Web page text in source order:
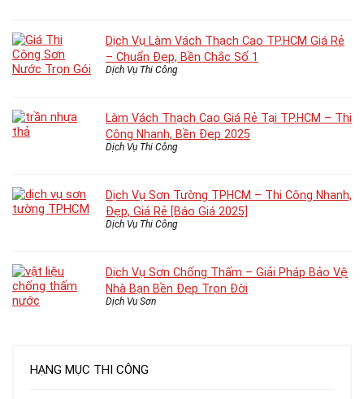
Dịch Vụ Làm Vách Thạch Cao TP.HCM Giá Rẻ
– Chuẩn Đẹp, Bền Chắc Số 1
Dịch Vụ Thi Công
Làm Vách Thạch Cao Giá Rẻ Tại TP.HCM – Thi
Công Nhanh, Bền Đẹp 2025
Dịch Vụ Thi Công
Dịch Vụ Sơn Tường TPHCM – Thi Công Nhanh,
Đẹp, Giá Rẻ [Báo Giá 2025]
Dịch Vụ Thi Công
Dịch Vụ Sơn Chống Thấm – Giải Pháp Bảo Vệ
Nhà Bạn Bền Đẹp Trọn Đời
Dịch Vụ Sơn
HẠNG MỤC THI CÔNG